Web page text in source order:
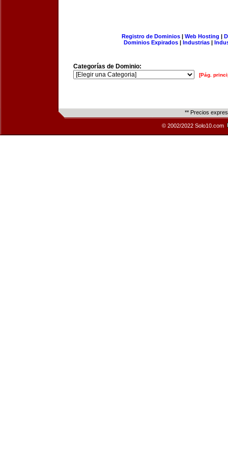
Registro de Dominios| Web Hosting |
Dominios Expirados | Industrias |
Categorías de Dominio:
[Pág.
** Precios
© 2002/2022 Solo10.com